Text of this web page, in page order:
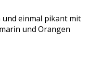
und einmal pikant mit
und Orangen